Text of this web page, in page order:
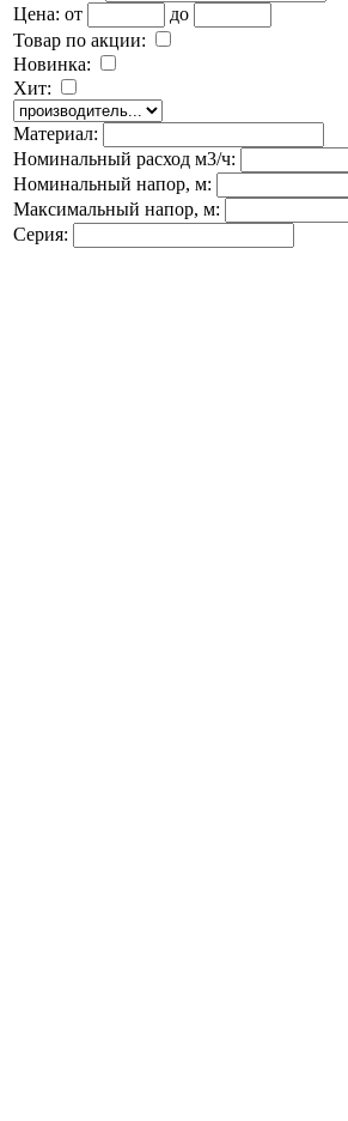
Цена: от
до
Товар по акции:
Новинка:
Хит:
Материал:
Номинальный расход м3/ч:
Номинальный напор, м:
Максимальный напор, м:
Серия: